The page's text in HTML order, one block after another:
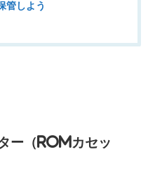
管しよう
ー（ROMカセッ